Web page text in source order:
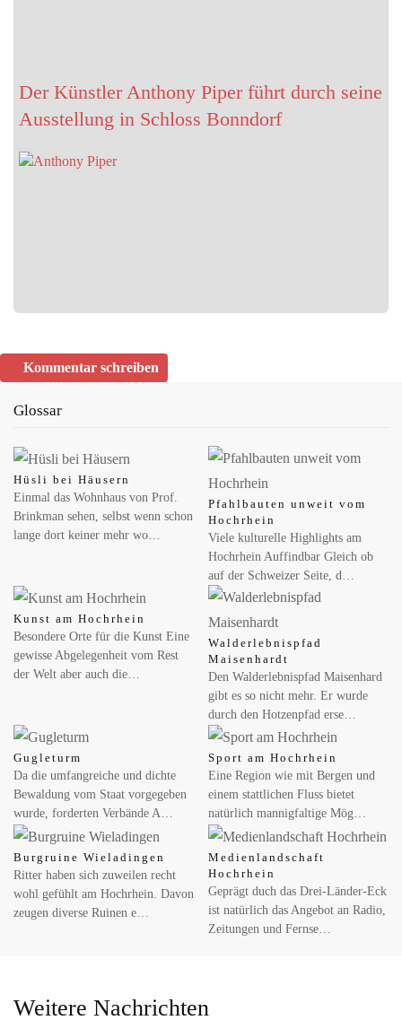
Der Künstler Anthony Piper führt durch seine
Ausstellung in Schloss Bonndorf
Kommentar schreiben
Glossar
Hüsli bei Häusern
Einmal das Wohnhaus von Prof.
Brinkman sehen, selbst wenn schon
lange dort keiner mehr wo…
Pfahlbauten unweit vom
Hochrhein
Viele kulturelle Highlights am
Hochrhein Auffindbar Gleich ob
auf der Schweizer Seite, d…
Kunst am Hochrhein
Besondere Orte für die Kunst Eine
gewisse Abgelegenheit vom Rest
der Welt aber auch die…
Walderlebnispfad
Maisenhardt
Den Walderlebnispfad Maisenhard
gibt es so nicht mehr. Er wurde
durch den Hotzenpfad erse…
Gugleturm
Da die umfangreiche und dichte
Bewaldung vom Staat vorgegeben
wurde, forderten Verbände A…
Sport am Hochrhein
Eine Region wie mit Bergen und
einem stattlichen Fluss bietet
natürlich mannigfaltige Mög…
Burgruine Wieladingen
Ritter haben sich zuweilen recht
wohl gefühlt am Hochrhein. Davon
zeugen diverse Ruinen e…
Medienlandschaft
Hochrhein
Geprägt duch das Drei-Länder-Eck
ist natürlich das Angebot an Radio,
Zeitungen und Fernse…
Weitere Nachrichten